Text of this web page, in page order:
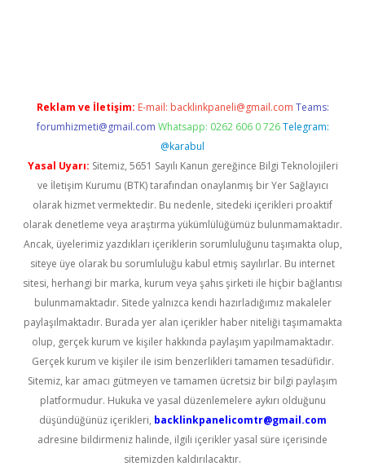
Reklam ve İletişim: E-mail: backlinkpaneli@gmail.com Teams:
forumhizmeti@gmail.com Whatsapp: 0262 606 0 726 Telegram:
@karabul
Yasal Uyarı: Sitemiz, 5651 Sayılı Kanun gereğince Bilgi Teknolojileri
ve İletişim Kurumu (BTK) tarafından onaylanmış bir Yer Sağlayıcı
olarak hizmet vermektedir. Bu nedenle, sitedeki içerikleri proaktif
olarak denetleme veya araştırma yükümlülüğümüz bulunmamaktadır.
Ancak, üyelerimiz yazdıkları içeriklerin sorumluluğunu taşımakta olup,
siteye üye olarak bu sorumluluğu kabul etmiş sayılırlar. Bu internet
sitesi, herhangi bir marka, kurum veya şahıs şirketi ile hiçbir bağlantısı
bulunmamaktadır. Sitede yalnızca kendi hazırladığımız makaleler
paylaşılmaktadır. Burada yer alan içerikler haber niteliği taşımamakta
olup, gerçek kurum ve kişiler hakkında paylaşım yapılmamaktadır.
Gerçek kurum ve kişiler ile isim benzerlikleri tamamen tesadüfidir.
Sitemiz, kar amacı gütmeyen ve tamamen ücretsiz bir bilgi paylaşım
platformudur. Hukuka ve yasal düzenlemelere aykırı olduğunu
düşündüğünüz içerikleri, backlinkpanelicomtr@gmail.com
adresine bildirmeniz halinde, ilgili içerikler yasal süre içerisinde
sitemizden kaldırılacaktır.